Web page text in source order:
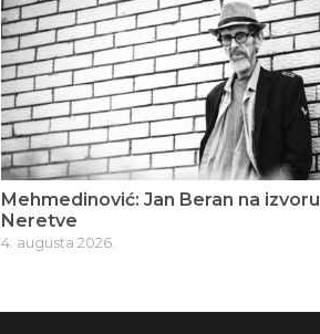
Mehmedinović: Jan Beran na izvoru
Neretve
4. augusta 2026.